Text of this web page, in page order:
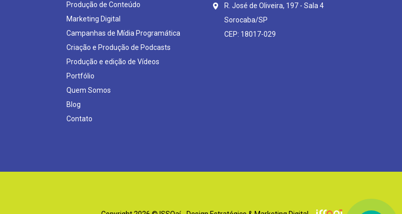
Produção de Conteúdo
Marketing Digital
Campanhas de Mídia Programática
Criação e Produção de Podcasts
Produção e edição de Vídeos
Portfólio
Quem Somos
Blog
Contato
R. José de Oliveira, 197 - Sala 4
Sorocaba/SP
CEP: 18017-029